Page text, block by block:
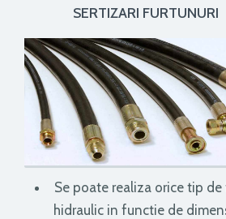
SERTIZARI FURTUNURI
Se poate realiza orice tip
hidraulic in functie de